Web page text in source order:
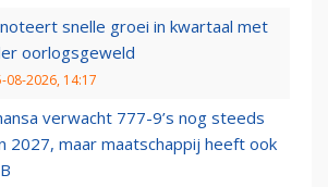
noteert snelle groei in kwartaal met
oorlogsgeweld
08-2026, 14:17
verwacht 777-9’s nog steeds
2027, maar maatschappij heeft ook